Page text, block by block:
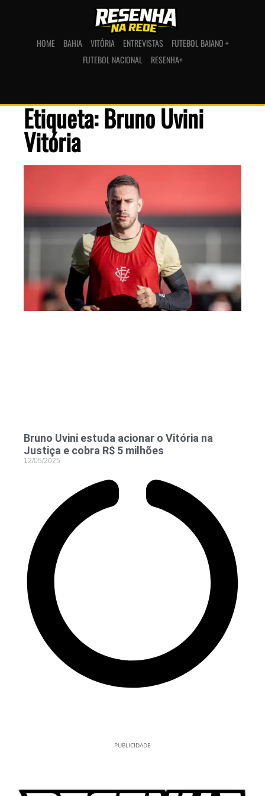
HOME BAHIA VITÓRIA ENTREVISTAS
FUTEBOL BAIANO +
FUTEBOL NACIONAL
RESENHA+
Etiqueta: Bruno Uvini
Vitória
Bruno Uvini estuda acionar o Vitória na
Justiça e cobra R$ 5 milhões
12/05/2025
PUBLICIDADE